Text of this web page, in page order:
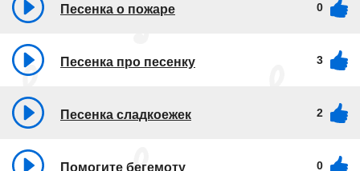
Песенка о пожаре 0
Песенка про песенку 3
Песенка сладкоежек 2
Помогите бегемоту 0